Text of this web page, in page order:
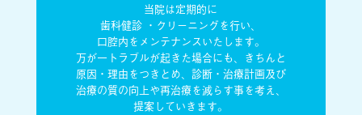
当院は定期的に
歯科健診 ・クリーニングを行い、
口腔内をメンテナンスいたします。
万が一トラブルが起きた場合にも、きちんと
原因・理由をつきとめ、診断・治療計画及び
治療の質の向上や再治療を減らす事を考え、
提案していきます。